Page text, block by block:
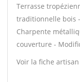
Terrasse
traditionnelle bois
Charpente
couverture -
Voir la fiche artisan